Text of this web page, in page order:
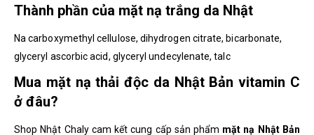
Thành phần của mặt nạ trắng da Nhật
Na carboxymethyl cellulose, dihydrogen citrate, bicarbonate,
glyceryl ascorbic acid, glyceryl undecylenate, talc
Mua mặt nạ thải độc da Nhật Bản vitamin C
ở đâu?
Shop Nhật Chaly cam kết cung cấp sản phẩm mặt nạ Nhật Bản